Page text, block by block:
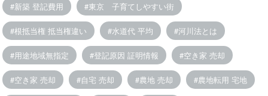
新築 登記費用 東京 子育てしやすい街
根抵当権 抵当権違い 水道代 平均 河川法とは
用途地域無指定 登記原因 証明情報 空き家 売却
空き家 売却 自宅 売却 農地 売却 農地転用 宅地